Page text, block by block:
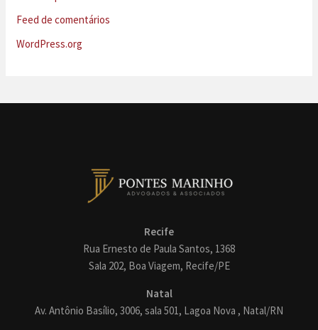
Feed de comentários
WordPress.org
Recife
Rua Ernesto de Paula Santos, 1368
Sala 202, Boa Viagem, Recife/PE
Natal
Av. Antônio Basílio, 3006, sala 501, Lagoa Nova , Natal/RN